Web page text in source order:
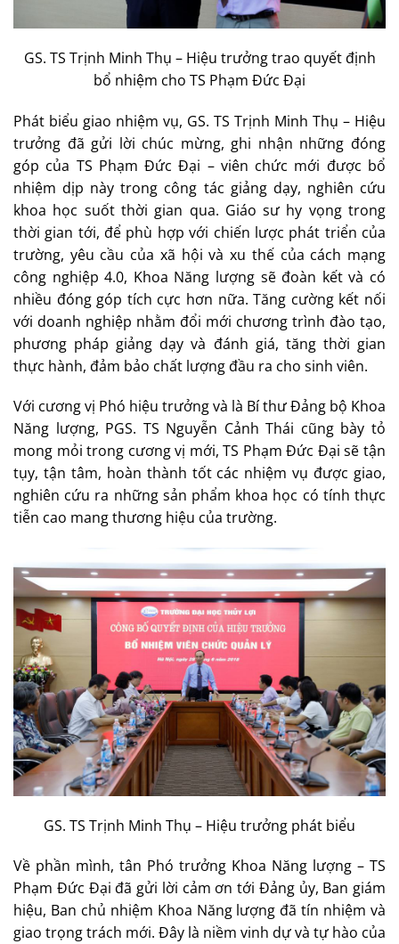
GS. TS Trịnh Minh Thụ – Hiệu trưởng trao quyết định
bổ nhiệm cho TS Phạm Đức Đại
Phát biểu giao nhiệm vụ, GS. TS Trịnh Minh Thụ – Hiệu
trưởng đã gửi lời chúc mừng, ghi nhận những đóng
góp của TS Phạm Đức Đại – viên chức mới được bổ
nhiệm dịp này trong công tác giảng dạy, nghiên cứu
khoa học suốt thời gian qua. Giáo sư hy vọng trong
thời gian tới, để phù hợp với chiến lược phát triển của
trường, yêu cầu của xã hội và xu thế của cách mạng
công nghiệp 4.0, Khoa Năng lượng sẽ đoàn kết và có
nhiều đóng góp tích cực hơn nữa. Tăng cường kết nối
với doanh nghiệp nhằm đổi mới chương trình đào tạo,
phương pháp giảng dạy và đánh giá, tăng thời gian
thực hành, đảm bảo chất lượng đầu ra cho sinh viên.
Với cương vị Phó hiệu trưởng và là Bí thư Đảng bộ Khoa
Năng lượng, PGS. TS Nguyễn Cảnh Thái cũng bày tỏ
mong mỏi trong cương vị mới, TS Phạm Đức Đại sẽ tận
tụy, tận tâm, hoàn thành tốt các nhiệm vụ được giao,
nghiên cứu ra những sản phẩm khoa học có tính thực
tiễn cao mang thương hiệu của trường.
GS. TS Trịnh Minh Thụ – Hiệu trưởng phát biểu
Về phần mình, tân Phó trưởng Khoa Năng lượng – TS
Phạm Đức Đại đã gửi lời cảm ơn tới Đảng ủy, Ban giám
hiệu, Ban chủ nhiệm Khoa Năng lượng đã tín nhiệm và
giao trọng trách mới. Đây là niềm vinh dự và tự hào của